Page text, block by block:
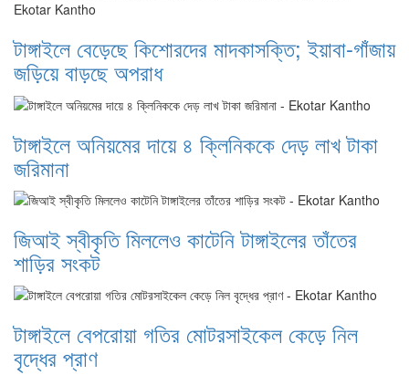
টাঙ্গাইলে বেড়েছে কিশোরদের মাদকাসক্তি; ইয়াবা-গাঁজায়
জড়িয়ে বাড়ছে অপরাধ
টাঙ্গাইলে অনিয়মের দায়ে ৪ ক্লিনিককে দেড় লাখ টাকা
জরিমানা
জিআই স্বীকৃতি মিললেও কাটেনি টাঙ্গাইলের তাঁতের
শাড়ির সংকট
টাঙ্গাইলে বেপরোয়া গতির মোটরসাইকেল কেড়ে নিল
বৃদ্ধের প্রাণ